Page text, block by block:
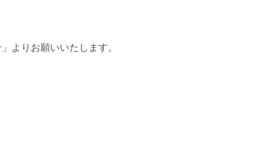
よりお願いいたします。